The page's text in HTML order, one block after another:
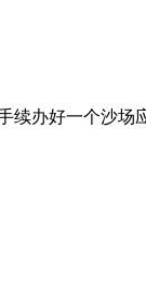
续办好一个沙